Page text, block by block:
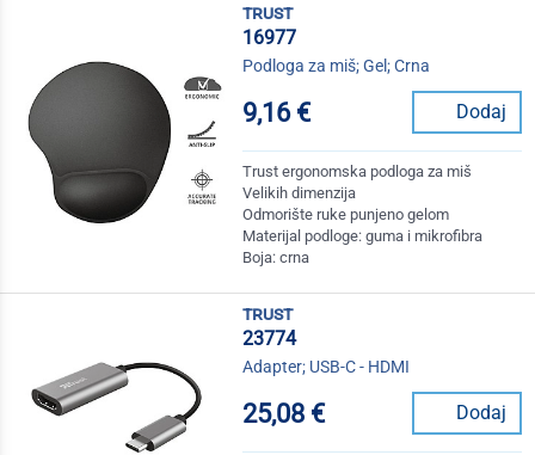
trust
16977
Podloga za miš; Gel; Crna
9,16 € Dodaj
Trust ergonomska podloga za miš
Velikih dimenzija
Odmorište ruke punjeno gelom
Materijal podloge: guma i mikrofibra
Boja: crna
trust
23774
Adapter; USB-C - HDMI
25,08 € Dodaj